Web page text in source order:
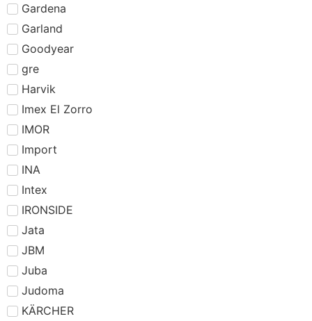
Gardena
Garland
Goodyear
gre
Harvik
Imex El Zorro
IMOR
Import
INA
Intex
IRONSIDE
Jata
JBM
Juba
Judoma
KÄRCHER